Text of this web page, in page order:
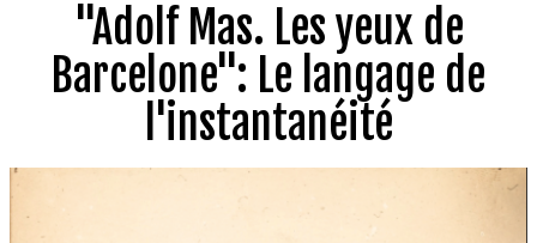
"Adolf Mas. Les yeux de
Barcelone": Le langage de
l'instantanéité